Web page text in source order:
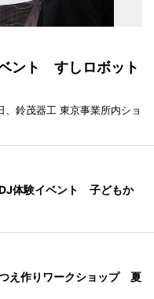
ント すしロボット
鈴茂器工 東京事業所内ショ
体験イベント 子どもか
え作りワークショップ 夏